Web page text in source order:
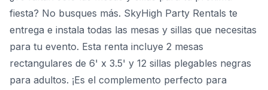
fiesta? No busques más. SkyHigh Party Rentals te
entrega e instala todas las mesas y sillas que necesitas
para tu evento. Esta renta incluye 2 mesas
rectangulares de 6' x 3.5' y 12 sillas plegables negras
para adultos. ¡Es el complemento perfecto para